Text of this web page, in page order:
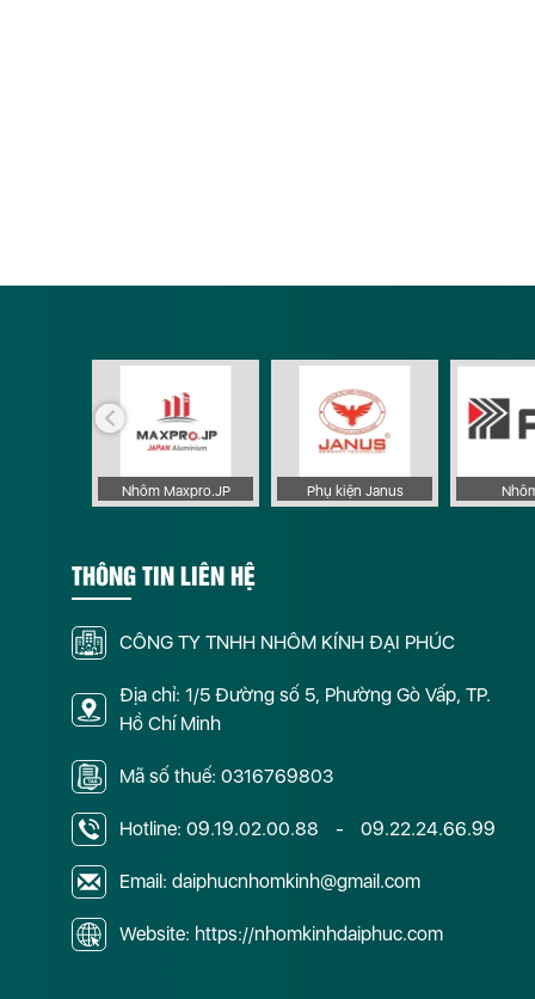
Nhôm Maxpro.JP Phụ kiện Janus
THÔNG TIN LIÊN HỆ
CÔNG TY TNHH NHÔM KÍNH ĐẠI PHÚC
Địa chỉ: 1/5 Đường số 5, Phường Gò Vấp, TP.
Hồ Chí Minh
Mã số thuế: 0316769803
Hotline: 09.19.02.00.88 - 09.22.24.66.99
Email: daiphucnhomkinh@gmail.com
Website: https://nhomkinhdaiphuc.com